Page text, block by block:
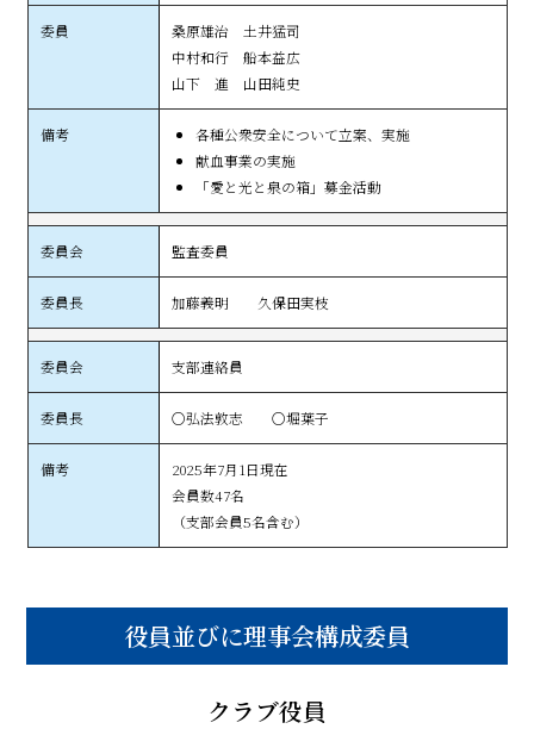
桑原雄治 土井猛司
中村和行 船本益広
山下 進 山田純史
各種公衆安全について立案、実施
献血事業の実施
「愛と光と泉の箱」募金活動
監査委員
加藤義明 久保田実枝
支部連絡員
○弘法敦志 ○堀葉子
2025年7月1日現在
会員数47名
（支部会員5名含む）
役員並びに理事会構成委員
クラブ役員